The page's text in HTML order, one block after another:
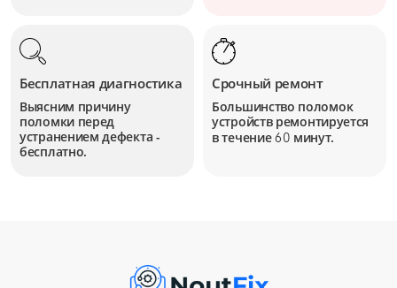
Бесплатная диагностика
Выясним причину
поломки перед
устранением дефекта -
бесплатно.
Срочный ремонт
Большинство поломок
устройств ремонтируется
в течение60 минут.